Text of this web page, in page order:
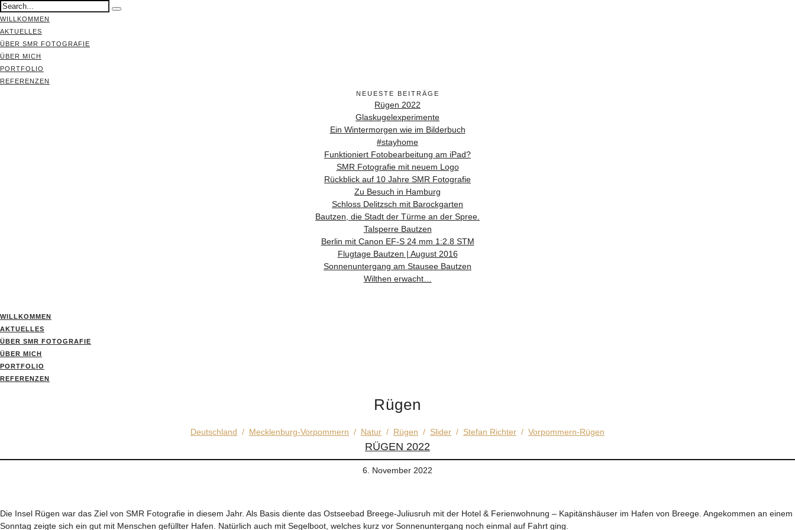
WILLKOMMEN
AKTUELLES
ÜBER SMR FOTOGRAFIE
ÜBER MICH
PORTFOLIO
REFERENZEN
NEUESTE BEITRÄGE
Rügen 2022
Glaskugelexperimente
Ein Wintermorgen wie im Bilderbuch
#stayhome
Funktioniert Fotobearbeitung am iPad?
SMR Fotografie mit neuem Logo
Rückblick auf 10 Jahre SMR Fotografie
Zu Besuch in Hamburg
Schloss Delitzsch mit Barockgarten
Bautzen, die Stadt der Türme an der Spree.
Talsperre Bautzen
Berlin mit Canon EF-S 24 mm 1:2.8 STM
Flugtage Bautzen | August 2016
Sonnenuntergang am Stausee Bautzen
Wilthen erwacht…
WILLKOMMEN
AKTUELLES
ÜBER SMR FOTOGRAFIE
ÜBER MICH
PORTFOLIO
REFERENZEN
Rügen
Deutschland / Mecklenburg-Vorpommern / Natur / Rügen / Slider / Stefan Richter / Vorpommern-Rügen
RÜGEN 2022
6. November 2022
Die Insel Rügen war das Ziel von SMR Fotografie in diesem Jahr. Als Basis diente das Ostseebad Breege-Juliusruh mit der Hotel & Ferienwohnung – Kapitänshäuser im Hafen von Breege. Angekommen an einem
Sonntag zeigte sich ein gut mit Menschen gefüllter Hafen. Natürlich auch mit Segelboot, welches kurz vor Sonnenuntergang noch einmal auf Fahrt ging.